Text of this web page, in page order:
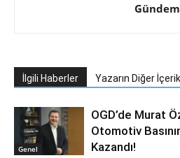
Gündem
İlgili Haberler Yazarın Diğer
Genel
OGD’de Murat
Otomotiv
Kazandı!